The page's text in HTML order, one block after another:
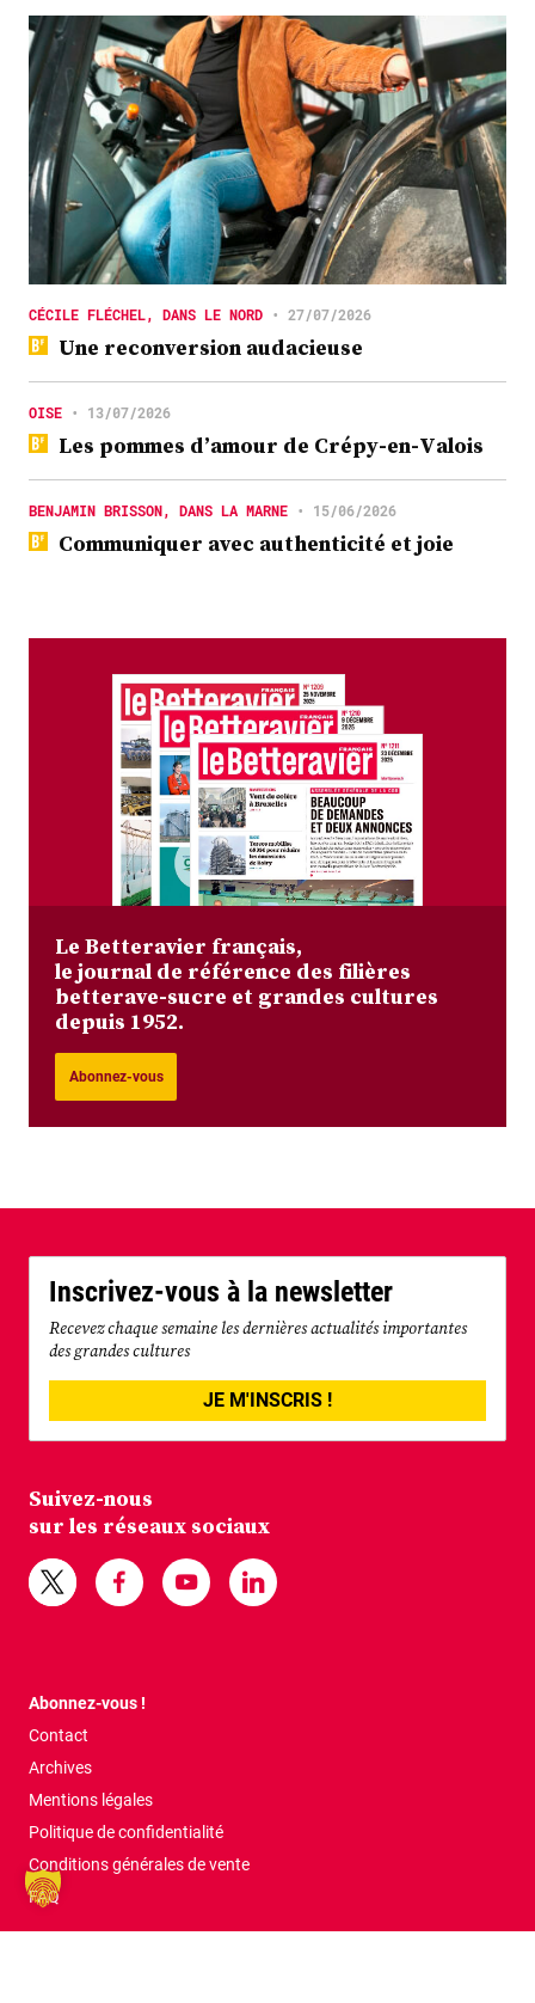
CÉCILE FLÉCHEL, DANS LE NORD • 27/07/2026
Une reconversion audacieuse
OISE • 13/07/2026
Les pommes d’amour de Crépy-en-Valois
BENJAMIN BRISSON, DANS LA MARNE • 15/06/2026
Communiquer avec authenticité et joie
Le Betteravier français,
le journal de référence des filières
betterave-sucre et grandes cultures
depuis 1952.
Abonnez-vous
Inscrivez-vous à la newsletter
Recevez chaque semaine les dernières actualités importantes
des grandes cultures
JE M'INSCRIS !
Suivez-nous
sur les réseaux sociaux
Abonnez-vous !
Contact
Archives
Mentions légales
Politique de confidentialité
Conditions générales de vente
FAQ